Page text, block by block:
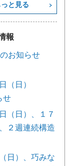
と見る
報
お知らせ
（日）
せ
（日）、１７
２週連続構造
日）、巧みな